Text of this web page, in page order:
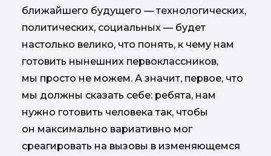
ближайшего будущего — технологических,
политических, социальных — будет
настолько велико, что понять, к чему нам
готовить нынешних первоклассников,
мы просто не можем. А значит, первое, что
мы должны сказать себе: ребята, нам
нужно готовить человека так, чтобы
он максимально вариативно мог
среагировать на вызовы в изменяющемся